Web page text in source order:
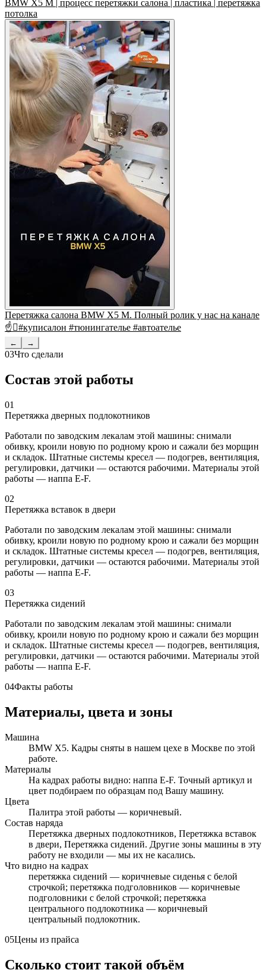
BMW X5 M | процесс перетяжки салона | пластика | перетяжка
потолка
Перетяжка салона BMW X5 M. Полный ролик у нас на канале
☝#куписалон #тюнингателье #автоателье
← →
03Что сделали
Состав этой работы
01
Перетяжка дверных подлокотников
Работали по заводским лекалам этой машины: снимали
обивку, кроили новую по родному крою и сажали без морщин
и складок. Штатные системы кресел — подогрев, вентиляция,
регулировки, датчики — остаются рабочими. Материалы этой
работы — наппа E-F.
02
Перетяжка вставок в двери
Работали по заводским лекалам этой машины: снимали
обивку, кроили новую по родному крою и сажали без морщин
и складок. Штатные системы кресел — подогрев, вентиляция,
регулировки, датчики — остаются рабочими. Материалы этой
работы — наппа E-F.
03
Перетяжка сидений
Работали по заводским лекалам этой машины: снимали
обивку, кроили новую по родному крою и сажали без морщин
и складок. Штатные системы кресел — подогрев, вентиляция,
регулировки, датчики — остаются рабочими. Материалы этой
работы — наппа E-F.
04Факты работы
Материалы, цвета и зоны
Машина
BMW X5. Кадры сняты в нашем цехе в Москве по этой
работе.
Материалы
На кадрах работы видно: наппа E-F. Точный артикул и
цвет подбираем по образцам под Вашу машину.
Цвета
Палитра этой работы — коричневый.
Состав наряда
Перетяжка дверных подлокотников, Перетяжка вставок
в двери, Перетяжка сидений. Другие зоны машины в эту
работу не входили — мы их не касались.
Что видно на кадрах
перетяжка сидений — коричневые сиденья с белой
строчкой; перетяжка подголовников — коричневые
подголовники с белой строчкой; перетяжка
центрального подлокотника — коричневый
центральный подлокотник.
05Цены из прайса
Сколько стоит такой объём